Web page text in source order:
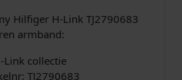
Hilfiger H-Link TJ2790683
armband:
Link collectie
TJ2790683